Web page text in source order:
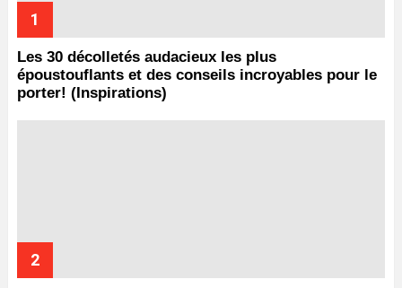
Les 30 décolletés audacieux les plus
époustouflants et des conseils incroyables pour le
porter! (Inspirations)